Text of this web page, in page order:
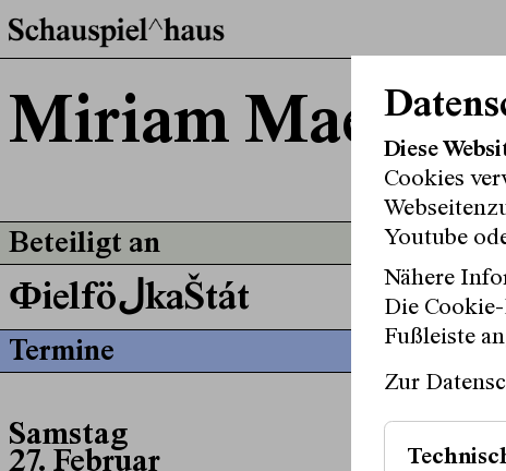
Miriam
Beteiligt an
ФielföلkaŠtát
Termine
Samstag
27. Februar
Diese
Cookies
Youtube
Nähere
Die
Fußleiste
Zur